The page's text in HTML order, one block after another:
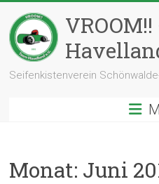
Inhalt
springen
Seifenkistenverein
Monat: Juni